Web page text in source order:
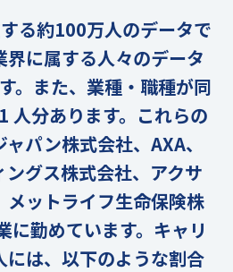
る約100万人のデータで
に属する人々のデータ
。また、業種・職種が同
人分あります。これらの
パン株式会社、AXA、
グス株式会社、アクサ
メットライフ生命保険株
に勤めています。キャリ
には、以下のような割合